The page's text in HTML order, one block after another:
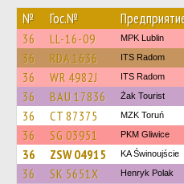
№ Гос.№
36 LL-16-09 MPK Lublin
36 RDA 1636 ITS Radom
36 WR 4982J ITS Radom
36 BAU 17836 Żak Tourist
36 CT 87375 MZK Toruń
36 SG 03951 PKM Gliwice
36 ZSW 04915 KA Świnoujście
36 SK 5651X Henryk Polak